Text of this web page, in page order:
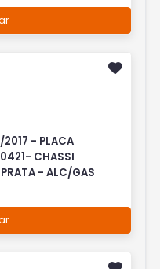
2017 - PLACA
CHASSI
- ALC/GAS